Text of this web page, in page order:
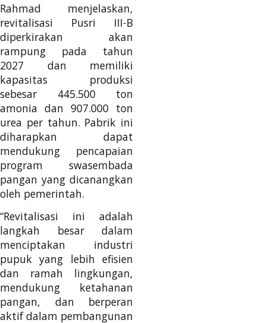
Rahmad menjelaskan,
revitalisasi Pusri III-B
diperkirakan akan
rampung pada tahun
2027 dan memiliki
kapasitas produksi
sebesar 445.500 ton
amonia dan 907.000 ton
urea per tahun. Pabrik ini
diharapkan dapat
mendukung pencapaian
program swasembada
pangan yang dicanangkan
oleh pemerintah.
“Revitalisasi ini adalah
langkah besar dalam
menciptakan industri
pupuk yang lebih efisien
dan ramah lingkungan,
mendukung ketahanan
pangan, dan berperan
aktif dalam pembangunan